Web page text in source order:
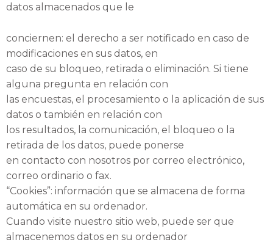
datos almacenados que le
conciernen: el derecho a ser notificado en caso de
modificaciones en sus datos, en
caso de su bloqueo, retirada o eliminación. Si tiene
alguna pregunta en relación con
las encuestas, el procesamiento o la aplicación de sus
datos o también en relación con
los resultados, la comunicación, el bloqueo o la
retirada de los datos, puede ponerse
en contacto con nosotros por correo electrónico,
correo ordinario o fax.
“Cookies”: información que se almacena de forma
automática en su ordenador.
Cuando visite nuestro sitio web, puede ser que
almacenemos datos en su ordenador